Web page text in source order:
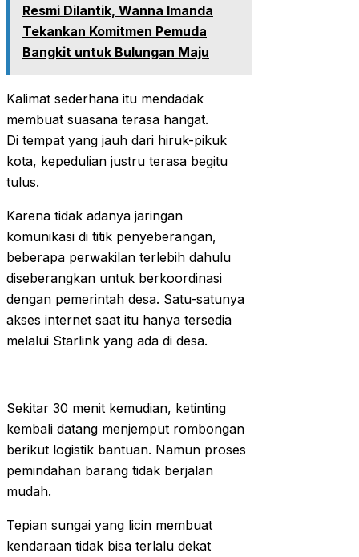
Resmi Dilantik, Wanna Imanda
Tekankan Komitmen Pemuda
Bangkit untuk Bulungan Maju
Kalimat sederhana itu mendadak
membuat suasana terasa hangat.
Di tempat yang jauh dari hiruk-pikuk
kota, kepedulian justru terasa begitu
tulus.
Karena tidak adanya jaringan
komunikasi di titik penyeberangan,
beberapa perwakilan terlebih dahulu
diseberangkan untuk berkoordinasi
dengan pemerintah desa. Satu-satunya
akses internet saat itu hanya tersedia
melalui Starlink yang ada di desa.
Sekitar 30 menit kemudian, ketinting
kembali datang menjemput rombongan
berikut logistik bantuan. Namun proses
pemindahan barang tidak berjalan
mudah.
Tepian sungai yang licin membuat
kendaraan tidak bisa terlalu dekat